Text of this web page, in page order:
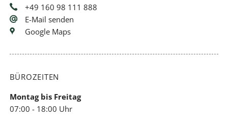
+49 160 98 111 888
E-Mail senden
Google Maps
BÜROZEITEN
Montag bis Freitag
07:00 - 18:00 Uhr